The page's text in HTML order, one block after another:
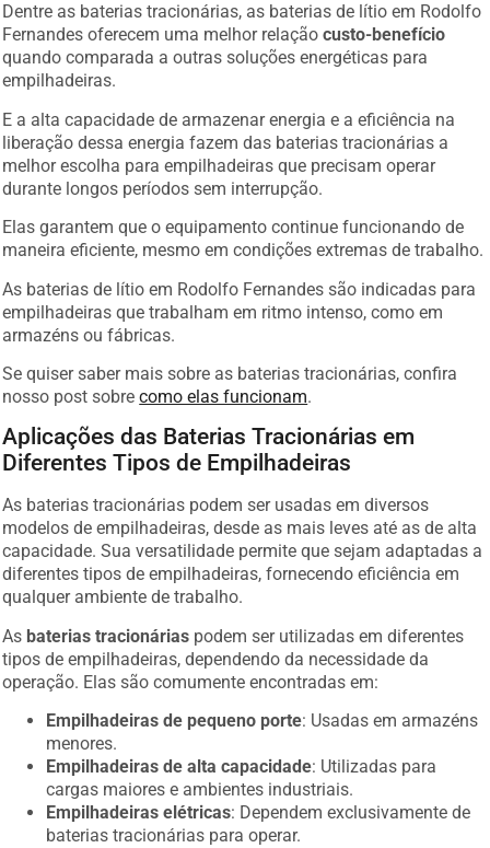
Dentre as baterias tracionárias, as baterias de lítio em Rodolfo
Fernandes oferecem uma melhor relaçãocusto-benefício
quando comparada a outras soluções energéticas para
empilhadeiras.
E a alta capacidade de armazenar energia e a eficiência na
liberação dessa energia fazem das baterias tracionárias a
melhor escolha para empilhadeiras que precisam operar
durante longos períodos sem interrupção.
Elas garantem que o equipamento continue funcionando de
maneira eficiente, mesmo em condições extremas de trabalho.
As baterias de lítio em Rodolfo Fernandes são indicadas para
empilhadeiras que trabalham em ritmo intenso, como em
armazéns ou fábricas.
Se quiser saber mais sobre as baterias tracionárias, confira
nosso post sobrecomo elas funcionam.
Aplicações das Baterias Tracionárias em
Diferentes Tipos de Empilhadeiras
As baterias tracionárias podem ser usadas em diversos
modelos de empilhadeiras, desde as mais leves até as de alta
capacidade. Sua versatilidade permite que sejam adaptadas a
diferentes tipos de empilhadeiras, fornecendo eficiência em
qualquer ambiente de trabalho.
As baterias tracionárias podem ser utilizadas em diferentes
tipos de empilhadeiras, dependendo da necessidade da
operação. Elas são comumente encontradas em:
Empilhadeiras de pequeno porte: Usadas em armazéns
menores.
Empilhadeiras de alta capacidade: Utilizadas para
cargas maiores e ambientes industriais.
Empilhadeiras elétricas: Dependem exclusivamente de
baterias tracionárias para operar.